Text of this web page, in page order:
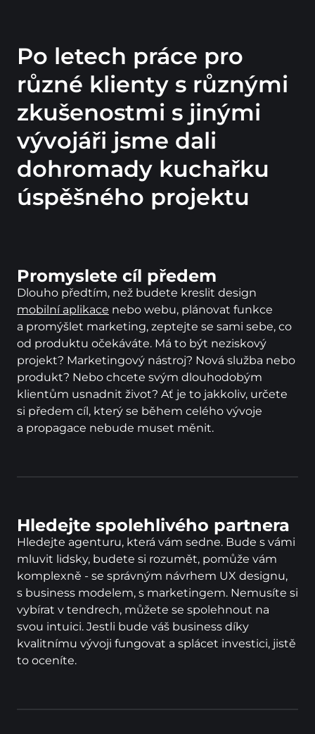
Po letech práce pro
různé klienty s různými
zkušenostmi s jinými
vývojáři jsme dali
dohromady kuchařku
úspěšného projektu
Promyslete cíl předem
mobilní aplikace nebo webu, plánovat funkce
a promýšlet marketing, zeptejte se sami sebe, co
od produktu očekáváte. Má to být neziskový
projekt? Marketingový nástroj? Nová služba nebo
produkt? Nebo chcete svým dlouhodobým
klientům usnadnit život? Ať je to jakkoliv, určete
si předem cíl, který se během celého vývoje
a propagace nebude muset měnit.
Hledejte spolehlivého partnera
Hledejte agenturu, která vám sedne. Bude s vámi
mluvit lidsky, budete si rozumět, pomůže vám
komplexně - se správným návrhem UX designu,
s business modelem, s marketingem. Nemusíte si
vybírat v tendrech, můžete se spolehnout na
svou intuici. Jestli bude váš business díky
kvalitnímu vývoji fungovat a splácet investici, jistě
to oceníte.